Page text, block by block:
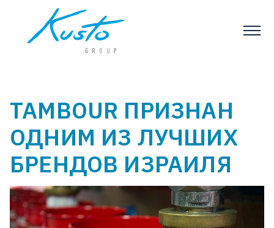
TAMBOUR ПРИЗНАН
ОДНИМ ИЗ ЛУЧШИХ
БРЕНДОВ ИЗРАИЛЯ